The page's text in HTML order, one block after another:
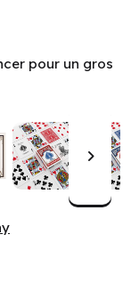
pour un gros